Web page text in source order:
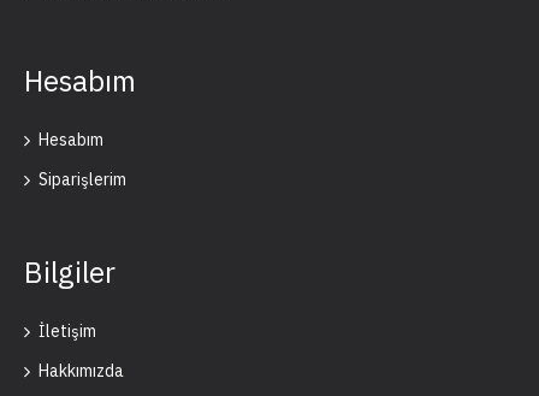
Hesabım
Hesabım
Siparişlerim
Bilgiler
İletişim
Hakkımızda